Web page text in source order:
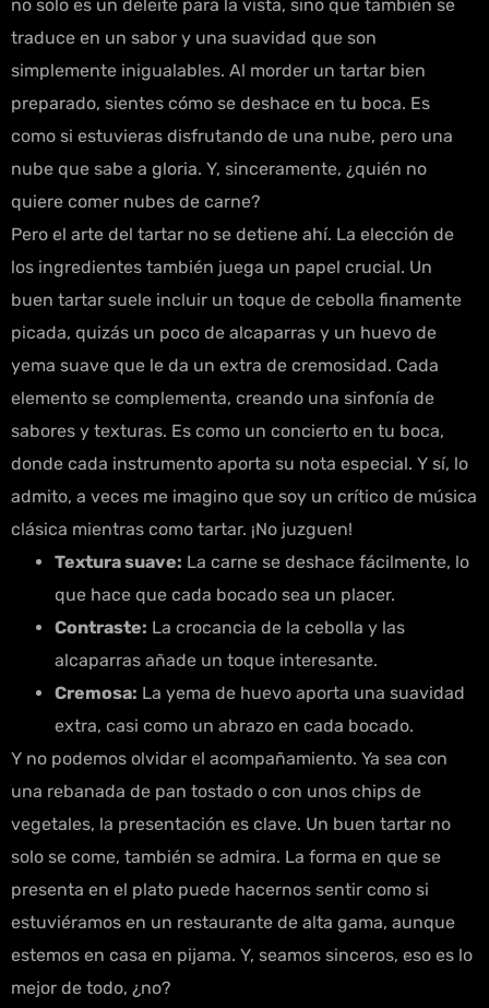
no solo es un deleite para la vista, sino que también se
traduce en un sabor y una suavidad que son
simplemente inigualables. Al morder un tartar bien
preparado, sientes cómo se deshace en tu boca. Es
como si estuvieras disfrutando de una nube, pero una
nube que sabe a gloria. Y, sinceramente, ¿quién no
quiere comer nubes de carne?
Pero el arte del tartar no se detiene ahí. La elección de
los ingredientes también juega un papel crucial. Un
buen tartar suele incluir un toque de cebolla finamente
picada, quizás un poco de alcaparras y un huevo de
yema suave que le da un extra de cremosidad. Cada
elemento se complementa, creando una sinfonía de
sabores y texturas. Es como un concierto en tu boca,
donde cada instrumento aporta su nota especial. Y sí, lo
admito, a veces me imagino que soy un crítico de música
clásica mientras como tartar. ¡No juzguen!
Textura suave: La carne se deshace fácilmente, lo
que hace que cada bocado sea un placer.
Contraste: La crocancia de la cebolla y las
alcaparras añade un toque interesante.
Cremosa: La yema de huevo aporta una suavidad
extra, casi como un abrazo en cada bocado.
Y no podemos olvidar el acompañamiento. Ya sea con
una rebanada de pan tostado o con unos chips de
vegetales, la presentación es clave. Un buen tartar no
solo se come, también se admira. La forma en que se
presenta en el plato puede hacernos sentir como si
estuviéramos en un restaurante de alta gama, aunque
estemos en casa en pijama. Y, seamos sinceros, eso es lo
mejor de todo, ¿no?